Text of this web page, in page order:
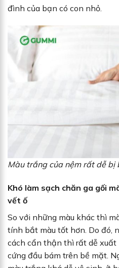
đình của bạn có con nhỏ.
Màu trắng của nệm rất dễ bị
Khó làm sạch chăn ga gối
vết ố
So với những màu khác thì
tính bắt màu tốt hơn. Do đó,
cách cẩn thận thì rất dễ
cứng đầu bám trên bề mặt.